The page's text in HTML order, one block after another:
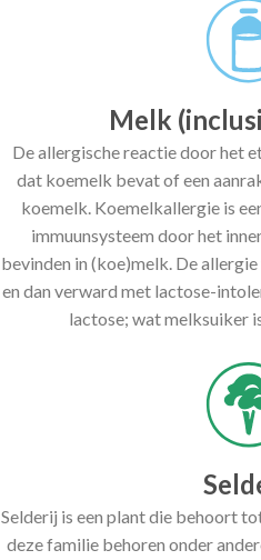
Melk
De allergische reactie door het
dat koemelk bevat of een
koemelk. Koemelkallergie is
immuunsysteem door het
bevinden in (koe)melk. De
en dan verward met lactose-
lactose; wat melksuiker
Selderij is een plant die behoort
deze familie behoren onder